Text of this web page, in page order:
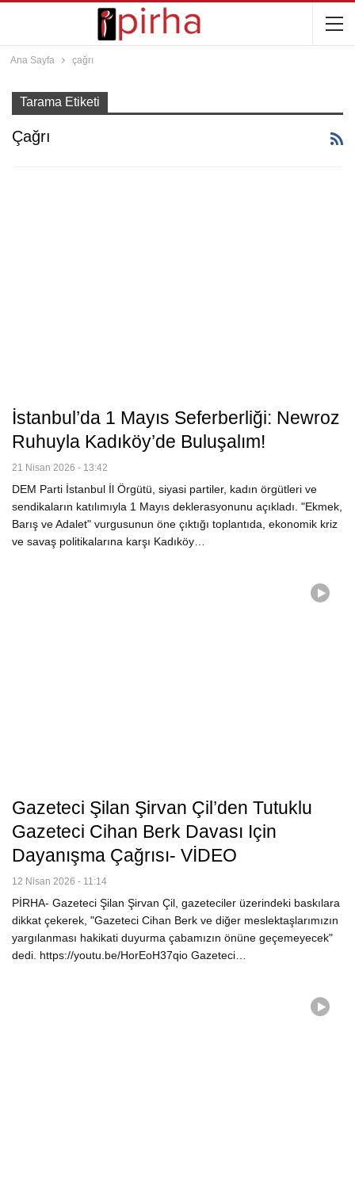
Ana Sayfa çağrı
Tarama Etiketi
Çağrı
İstanbul’da 1 Mayıs Seferberliği: Newroz
Ruhuyla Kadıköy’de Buluşalım!
21 Nisan 2026 - 13:42
DEM Parti İstanbul İl Örgütü, siyasi partiler, kadın örgütleri ve
sendikaların katılımıyla 1 Mayıs deklerasyonunu açıkladı. "Ekmek,
Barış ve Adalet" vurgusunun öne çıktığı toplantıda, ekonomik kriz
ve savaş politikalarına karşı Kadıköy…
Gazeteci Şilan Şirvan Çil’den Tutuklu
Gazeteci Cihan Berk Davası Için
Dayanışma Çağrısı- VİDEO
12 Nisan 2026 - 11:14
PİRHA- Gazeteci Şilan Şirvan Çil, gazeteciler üzerindeki baskılara
dikkat çekerek, "Gazeteci Cihan Berk ve diğer meslektaşlarımızın
yargılanması hakikati duyurma çabamızın önüne geçemeyecek"
dedi. https://youtu.be/HorEoH37qio Gazeteci…